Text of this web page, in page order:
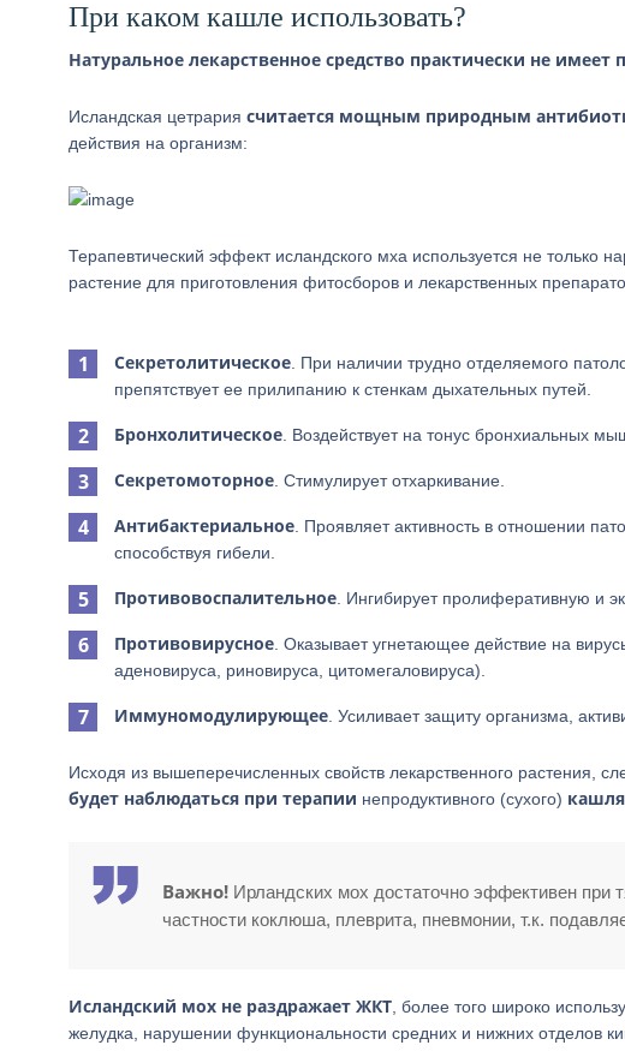
При каком кашле использовать?
Натуральное лекарственное средство практически не
Исландская цетрария считается мощным природным
действия на организм:
Терапевтический эффект исландского мха используется не только
растение для приготовления фитосборов и лекарственных
Секретолитическое . При наличии трудно отделяемого
препятствует ее прилипанию к стенкам дыхательных путей.
Бронхолитическое . Воздействует на тонус бронхиальных
Секретомоторное . Стимулирует отхаркивание.
Антибактериальное . Проявляет активность в отношении
способствуя гибели.
Противовоспалительное . Ингибирует пролиферативную и
Противовирусное . Оказывает угнетающее действие на
аденовируса, риновируса, цитомегаловируса).
Иммуномодулирующее . Усиливает защиту организма,
Исходя из вышеперечисленных свойств лекарственного растения,
будет наблюдаться при терапии непродуктивного (сухого)
Важно! Ирландских мох достаточно эффективен при
частности коклюша, плеврита, пневмонии, т.к.
Исландский мох не раздражает ЖКТ , более того широко
желудка, нарушении функциональности средних и нижних отделов